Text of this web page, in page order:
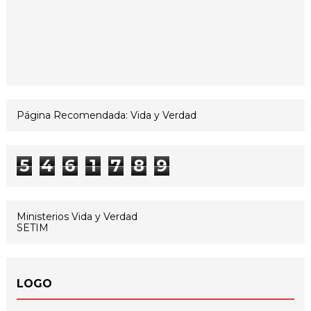
Página Recomendada: Vida y Verdad
5 4 6 1 7 8 9
Ministerios Vida y Verdad
SETIM
LOGO